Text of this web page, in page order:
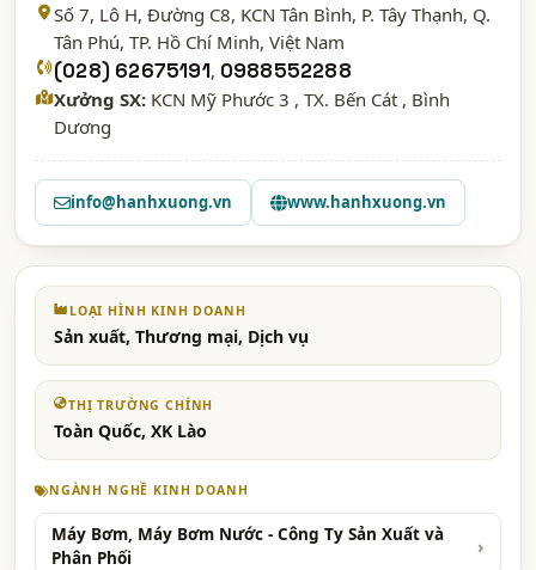
Số 7, Lô H, Đường C8, KCN Tân Bình, P. Tây Thạnh, Q.
Tân Phú, TP. Hồ Chí Minh, Việt Nam
(028) 62675191, 0988552288
Xưởng SX: KCN Mỹ Phước 3 , TX. Bến Cát , Bình
Dương
info@hanhxuong.vn www.hanhxuong.vn
LOẠI HÌNH KINH DOANH
Sản xuất, Thương mại, Dịch vụ
THỊ TRƯỜNG CHÍNH
Toàn Quốc, XK Lào
NGÀNH NGHỀ KINH DOANH
Máy Bơm, Máy Bơm Nước - Công Ty Sản Xuất và
Phân Phối